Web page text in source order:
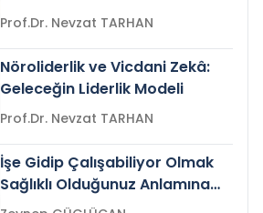
Prof.Dr. Nevzat TARHAN
Nöroliderlik ve Vicdani Zekâ:
Geleceğin Liderlik Modeli
Prof.Dr. Nevzat TARHAN
İşe Gidip Çalışabiliyor Olmak
Sağlıklı Olduğunuz Anlamına
Gelir mi?